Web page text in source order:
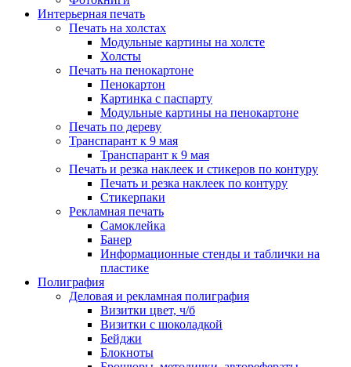
Интерьерная печать
Печать на холстах
Модульные картины на холсте
Холсты
Печать на пенокартоне
Пенокартон
Картинка с паспарту
Модульные картины на пенокартоне
Печать по дереву
Транспарант к 9 мая
Транспарант к 9 мая
Печать и резка наклеек и стикеров по контуру
Печать и резка наклеек по контуру
Стикерпаки
Рекламная печать
Самоклейка
Банер
Информационные стенды и таблички на
пластике
Полиграфия
Деловая и рекламная полиграфия
Визитки цвет, ч/б
Визитки с шоколадкой
Бейджи
Блокноты